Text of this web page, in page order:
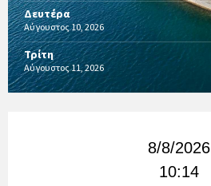
Δευτέρα
Αύγουστος 10, 2026
Τρίτη
Αύγουστος 11, 2026
8/8/2026
10:14